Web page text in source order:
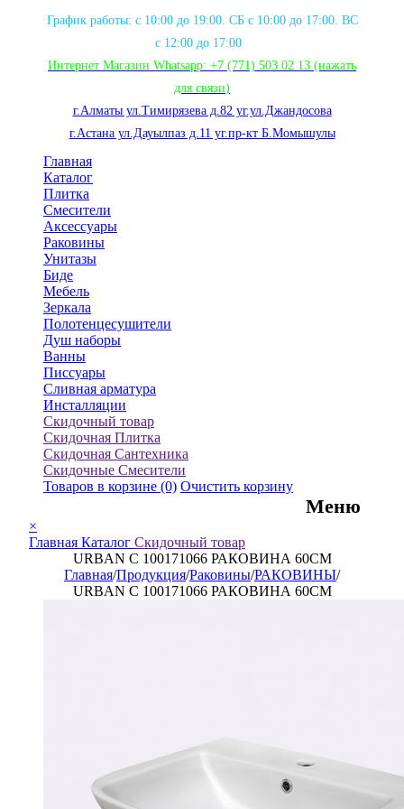
График работы: с 10:00 до 19:00. СБ с 10:00 до 17:00. ВС
с 12:00 до 17:00
Интернет Магазин Whatsapp: +7 (771) 503 02 13 (нажать
для связи)
г.Алматы ул.Тимирязева д.82 уг.ул.Джандосова
г.Астана ул.Дауылпаз д.11 уг.пр-кт Б.Момышулы
Главная
Каталог
Плитка
Смесители
Аксессуары
Раковины
Унитазы
Биде
Мебель
Зеркала
Полотенцесушители
Душ наборы
Ванны
Писсуары
Сливная арматура
Инсталляции
Скидочный товар
Скидочная Плитка
Скидочная Сантехника
Скидочные Смесители
Товаров в корзине (0) Очистить корзину
Меню
×
Главная Каталог Скидочный товар
URBAN C 100171066 РАКОВИНА 60CM
Главная/Продукция/Раковины/РАКОВИНЫ/
URBAN C 100171066 РАКОВИНА 60CM